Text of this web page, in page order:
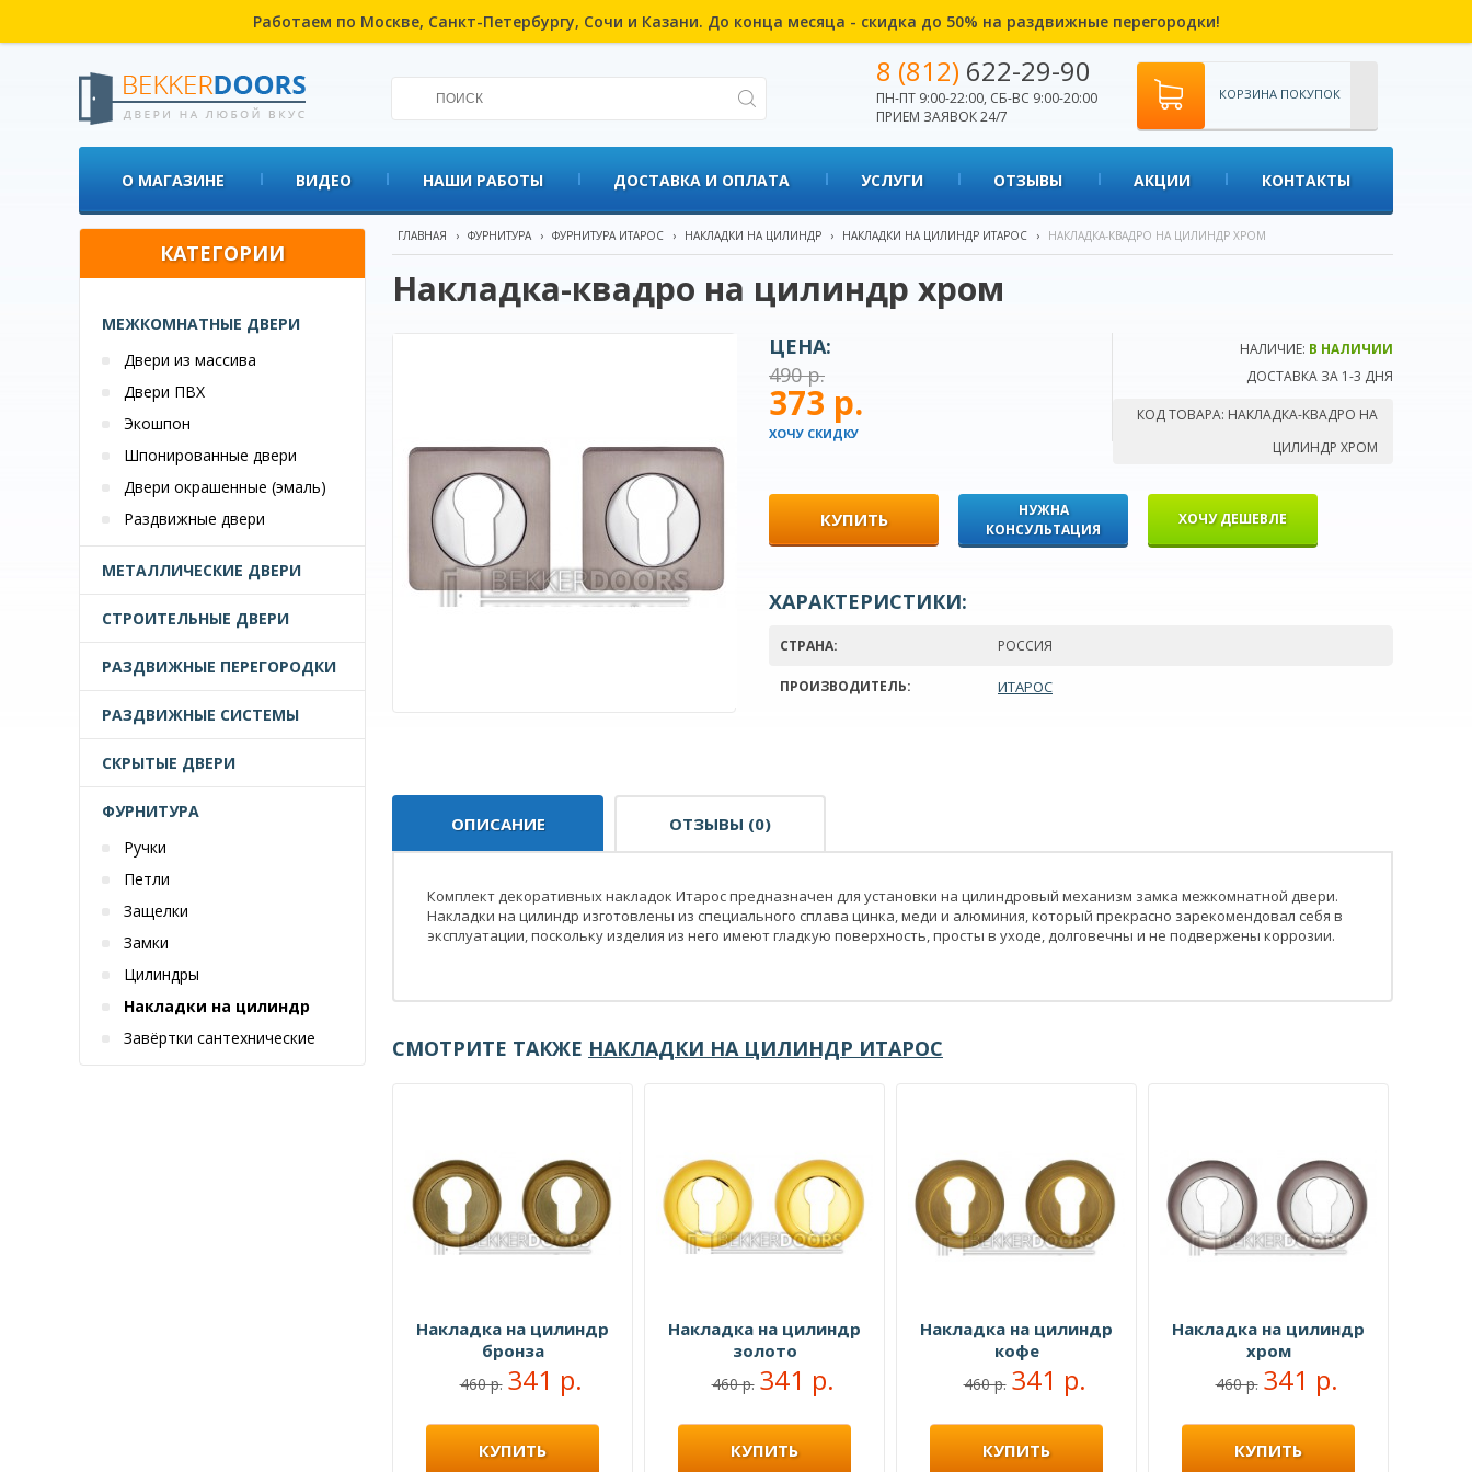
Работаем по Москве, Санкт-Петербургу, Сочи и Казани. До конца месяца - скидка до 50% на раздвижные перегородки!
8 (812) 622-29-90
ПН-ПТ 9:00-22:00, СБ-ВС 9:00-20:00
ПРИЕМ ЗАЯВОК 24/7
КОРЗИНА ПОКУПОК
О МАГАЗИНЕ ВИДЕО НАШИ РАБОТЫ ДОСТАВКА И ОПЛАТА УСЛУГИ ОТЗЫВЫ АКЦИИ КОНТАКТЫ
КАТЕГОРИИ
МЕЖКОМНАТНЫЕ ДВЕРИ
Двери из массива
Двери ПВХ
Экошпон
Шпонированные двери
Двери окрашенные (эмаль)
Раздвижные двери
МЕТАЛЛИЧЕСКИЕ ДВЕРИ
СТРОИТЕЛЬНЫЕ ДВЕРИ
РАЗДВИЖНЫЕ ПЕРЕГОРОДКИ
РАЗДВИЖНЫЕ СИСТЕМЫ
СКРЫТЫЕ ДВЕРИ
ФУРНИТУРА
Ручки
Петли
Защелки
Замки
Цилиндры
Накладки на цилиндр
Завёртки сантехнические
ГЛАВНАЯ › ФУРНИТУРА › ФУРНИТУРА ИТАРОС › НАКЛАДКИ НА ЦИЛИНДР › НАКЛАДКИ НА ЦИЛИНДР ИТАРОС › НАКЛАДКА-КВАДРО НА ЦИЛИНДР ХРОМ
Накладка-квадро на цилиндр хром
НАЛИЧИЕ: В НАЛИЧИИ
ДОСТАВКА ЗА 1-3 ДНЯ
КОД ТОВАРА: НАКЛАДКА-КВАДРО НА
ЦИЛИНДР ХРОМ
ЦЕНА:
490 р.
373 р.
ХОЧУ СКИДКУ
КУПИТЬ
НУЖНА
КОНСУЛЬТАЦИЯ
ХОЧУ ДЕШЕВЛЕ
ХАРАКТЕРИСТИКИ:
СТРАНА: РОССИЯ
ПРОИЗВОДИТЕЛЬ: ИТАРОС
ОПИСАНИЕ ОТЗЫВЫ (0)
Комплект декоративных накладок Итарос предназначен для установки на цилиндровый механизм замка межкомнатной двери.
Накладки на цилиндр изготовлены из специального сплава цинка, меди и алюминия, который прекрасно зарекомендовал себя в
эксплуатации, поскольку изделия из него имеют гладкую поверхность, просты в уходе, долговечны и не подвержены коррозии.
СМОТРИТЕ ТАКЖЕ НАКЛАДКИ НА ЦИЛИНДР ИТАРОС
Накладка на цилиндр
бронза
460 р. 341 р.
КУПИТЬ
Накладка на цилиндр
золото
460 р. 341 р.
КУПИТЬ
Накладка на цилиндр
кофе
460 р. 341 р.
КУПИТЬ
Накладка на цилиндр
хром
460 р. 341 р.
КУПИТЬ